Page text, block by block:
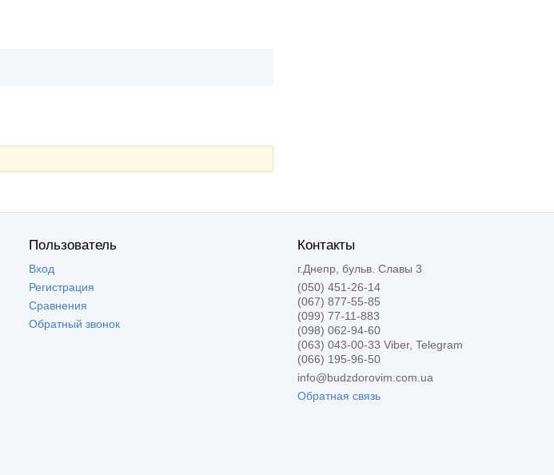
Пользователь
Вход
Регистрация
Сравнения
Обратный звонок
Контакты
г.Днепр, бульв. Славы 3
(050) 451-26-14
(067) 877-55-85
(099) 77-11-883
(098) 062-94-60
(063) 043-00-33 Viber, Telegram
(066) 195-96-50
info@budzdorovim.com.ua
Обратная связь